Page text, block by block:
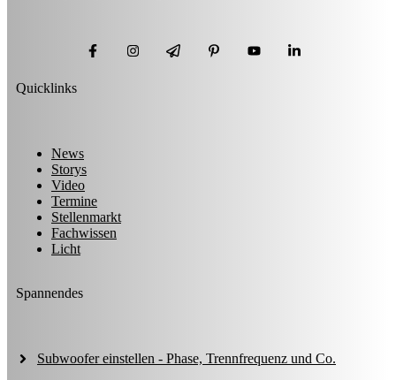
Quicklinks
News
Storys
Video
Termine
Stellenmarkt
Fachwissen
Licht
Spannendes
Subwoofer einstellen - Phase, Trennfrequenz und Co.